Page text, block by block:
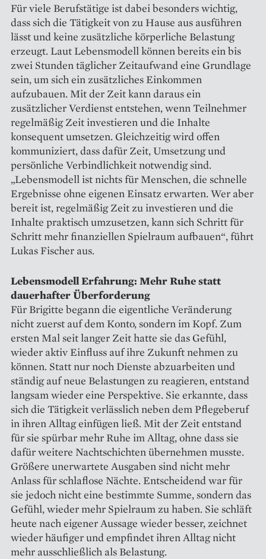
Für viele Berufstätige ist dabei besonders wichtig,
dass sich die Tätigkeit von zu Hause aus ausführen
lässt und keine zusätzliche körperliche Belastung
erzeugt. Laut Lebensmodell können bereits ein bis
zwei Stunden täglicher Zeitaufwand eine Grundlage
sein, um sich ein zusätzliches Einkommen
aufzubauen. Mit der Zeit kann daraus ein
zusätzlicher Verdienst entstehen, wenn Teilnehmer
regelmäßig Zeit investieren und die Inhalte
konsequent umsetzen. Gleichzeitig wird offen
kommuniziert, dass dafür Zeit, Umsetzung und
persönliche Verbindlichkeit notwendig sind.
„Lebensmodell ist nichts für Menschen, die schnelle
Ergebnisse ohne eigenen Einsatz erwarten. Wer aber
bereit ist, regelmäßig Zeit zu investieren und die
Inhalte praktisch umzusetzen, kann sich Schritt für
Schritt mehr finanziellen Spielraum aufbauen“, führt
Lukas Fischer aus.
Lebensmodell Erfahrung: Mehr Ruhe statt
dauerhafter Überforderung
Für Brigitte begann die eigentliche Veränderung
nicht zuerst auf dem Konto, sondern im Kopf. Zum
ersten Mal seit langer Zeit hatte sie das Gefühl,
wieder aktiv Einfluss auf ihre Zukunft nehmen zu
können. Statt nur noch Dienste abzuarbeiten und
ständig auf neue Belastungen zu reagieren, entstand
langsam wieder eine Perspektive. Sie erkannte, dass
sich die Tätigkeit verlässlich neben dem Pflegeberuf
in ihren Alltag einfügen ließ. Mit der Zeit entstand
für sie spürbar mehr Ruhe im Alltag, ohne dass sie
dafür weitere Nachtschichten übernehmen musste.
Größere unerwartete Ausgaben sind nicht mehr
Anlass für schlaflose Nächte. Entscheidend war für
sie jedoch nicht eine bestimmte Summe, sondern das
Gefühl, wieder mehr Spielraum zu haben. Sie schläft
heute nach eigener Aussage wieder besser, zeichnet
wieder häufiger und empfindet ihren Alltag nicht
mehr ausschließlich als Belastung.